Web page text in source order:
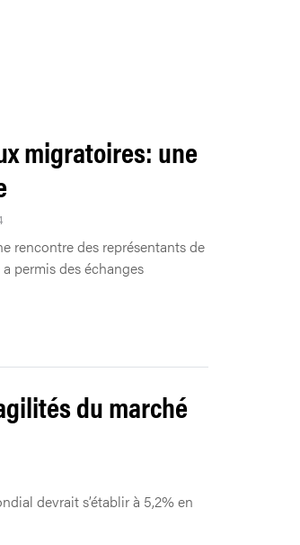
migratoires: une
rencontre des représentants de
permis des échanges
du marché
devrait s’établir à 5,2% en